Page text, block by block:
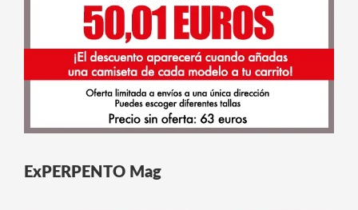
ExPERPENTO Mag